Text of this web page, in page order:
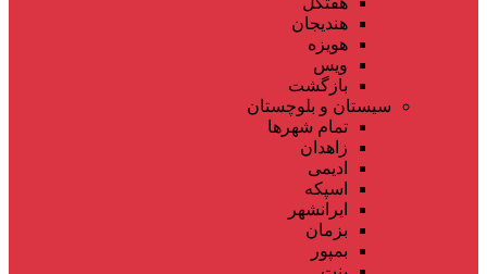
هندیجان
هویزه
ویس
بازگشت
سیستان و بلوچستان
تمام شهر‌ها
زاهدان
ادیمی
اسپکه
ایرانشهر
بزمان
بمپور